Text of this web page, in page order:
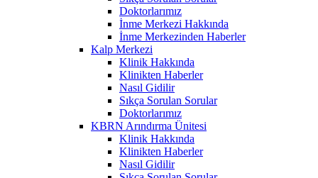
Doktorlarımız
İnme Merkezi Hakkında
İnme Merkezinden Haberler
Kalp Merkezi
Klinik Hakkında
Klinikten Haberler
Nasıl Gidilir
Sıkça Sorulan Sorular
Doktorlarımız
KBRN Arındırma Ünitesi
Klinik Hakkında
Klinikten Haberler
Nasıl Gidilir